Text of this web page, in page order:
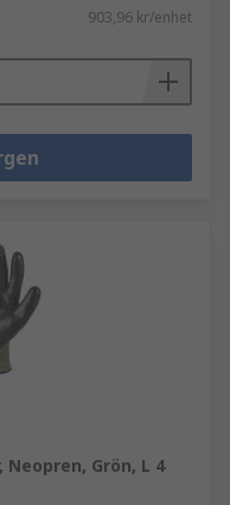
903,96 kr/enhet
Neopren, Grön, L 4